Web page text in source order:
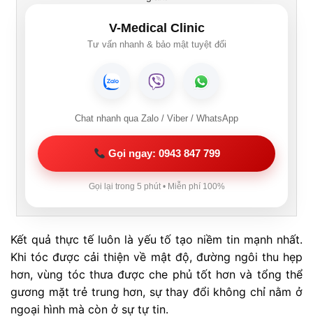
V-Medical Clinic
Tư vấn nhanh & bảo mật tuyệt đối
Chat nhanh qua Zalo / Viber / WhatsApp
Gọi ngay: 0943 847 799
Gọi lại trong 5 phút • Miễn phí 100%
Kết quả thực tế luôn là yếu tố tạo niềm tin mạnh nhất.
Khi tóc được cải thiện về mật độ, đường ngôi thu hẹp
hơn, vùng tóc thưa được che phủ tốt hơn và tổng thể
gương mặt trẻ trung hơn, sự thay đổi không chỉ nằm ở
ngoại hình mà còn ở sự tự tin.